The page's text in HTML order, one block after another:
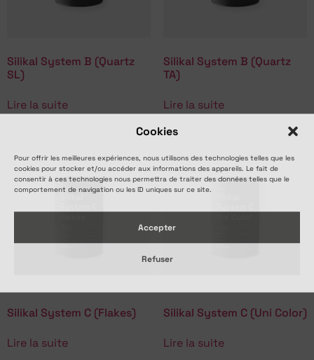
Cookies
Pour offrir les meilleures expériences, nous utilisons des technologies telles que les
cookies pour stocker et/ou accéder aux informations des appareils. Le fait de
consentir à ces technologies nous permettra de traiter des données telles que le
comportement de navigation ou les ID uniques sur ce site.
Accepter
Refuser
Silikal System B (Quartz
SL)
Lire la suite
Silikal System B (Quartz
TA)
Lire la suite
Silikal System C (Flakes)
Lire la suite
Silikal System C (Uni Color)
Lire la suite